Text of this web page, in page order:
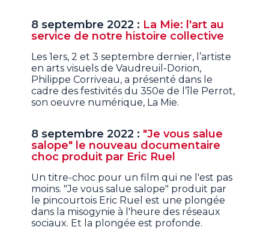
8 septembre 2022 : La Mie: l'art au
service de notre histoire collective
Les 1ers, 2 et 3 septembre dernier, l’artiste
en arts visuels de Vaudreuil-Dorion,
Philippe Corriveau, a présenté dans le
cadre des festivités du 350e de l’île Perrot,
son oeuvre numérique, La Mie.
8 septembre 2022 : "Je vous salue
salope" le nouveau documentaire
choc produit par Eric Ruel
Un titre-choc pour un film qui ne l'est pas
moins. "Je vous salue salope" produit par
le pincourtois Eric Ruel est une plongée
dans la misogynie à l'heure des réseaux
sociaux. Et la plongée est profonde.